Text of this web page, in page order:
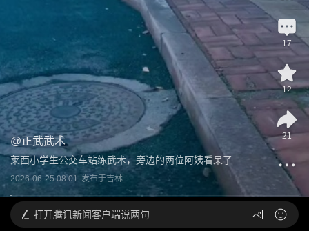
@正武武术
莱西小学生公交车站练武术，旁边的两位阿姨看呆了
2026-06-25 08:01 发布于吉林
17
12
21
打开腾讯新闻客户端说两句